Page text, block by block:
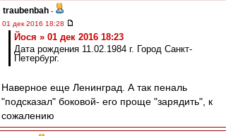
traubenbah -
01 дек 2016 18:28
Йося » 01 дек 2016 18:23
Дата рождения 11.02.1984 г. Город Санкт-
Петербург.
Наверное еще Ленинград. А так пеналь
"подсказал" боковой- его проще "зарядить", к
сожалению